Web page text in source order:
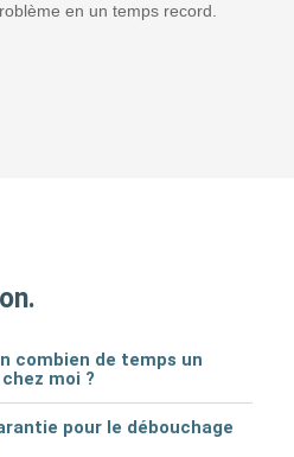
en un temps record.
combien de temps un
moi ?
pour le débouchage